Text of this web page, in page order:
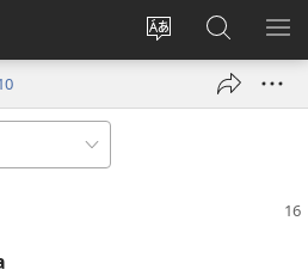
Vaihda
sivuston
Kirjaudu
(avaa
Hae
JW.ORG-
sivustolta